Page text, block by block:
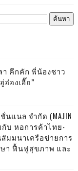
คึกคัก พี่น้องชาว
อ๋องเอี๊ย”
แนล จำกัด (MAJIN
มกับ หอการค้าไทย-
สัมมนาเครือข่ายการ
า ฟื้นฟูสุขภาพ และ